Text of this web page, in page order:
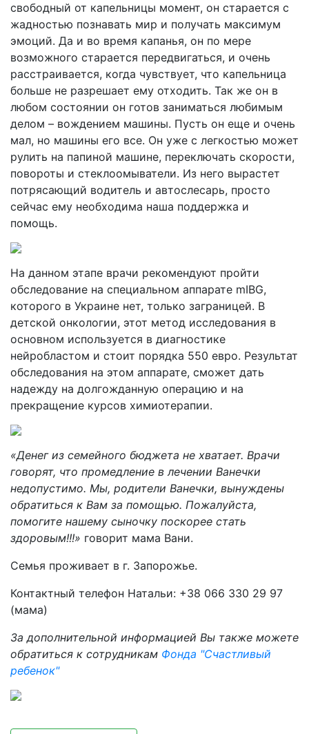
свободный от капельницы момент, он старается с
жадностью познавать мир и получать максимум
эмоций. Да и во время капанья, он по мере
возможного старается передвигаться, и очень
расстраивается, когда чувствует, что капельница
больше не разрешает ему отходить. Так же он в
любом состоянии он готов заниматься любимым
делом – вождением машины. Пусть он еще и очень
мал, но машины его все. Он уже с легкостью может
рулить на папиной машине, переключать скорости,
повороты и стеклоомыватели. Из него вырастет
потрясающий водитель и автослесарь, просто
сейчас ему необходима наша поддержка и
помощь.
На данном этапе врачи рекомендуют пройти
обследование на специальном аппарате mIBG,
которого в Украине нет, только заграницей. В
детской онкологии, этот метод исследования в
основном используется в диагностике
нейробластом и стоит порядка 550 евро. Результат
обследования на этом аппарате, сможет дать
надежду на долгожданную операцию и на
прекращение курсов химиотерапии.
«Денег из семейного бюджета не хватает. Врачи
говорят, что промедление в лечении Ванечки
недопустимо. Мы, родители Ванечки, вынуждены
обратиться к Вам за помощью. Пожалуйста,
помогите нашему сыночку поскорее стать
здоровым!!!» говорит мама Вани.
Семья проживает в г. Запорожье.
Контактный телефон Натальи: +38 066 330 29 97
(мама)
За дополнительной информацией Вы также можете
обратиться к сотрудникам Фонда "Счастливый
ребенок"